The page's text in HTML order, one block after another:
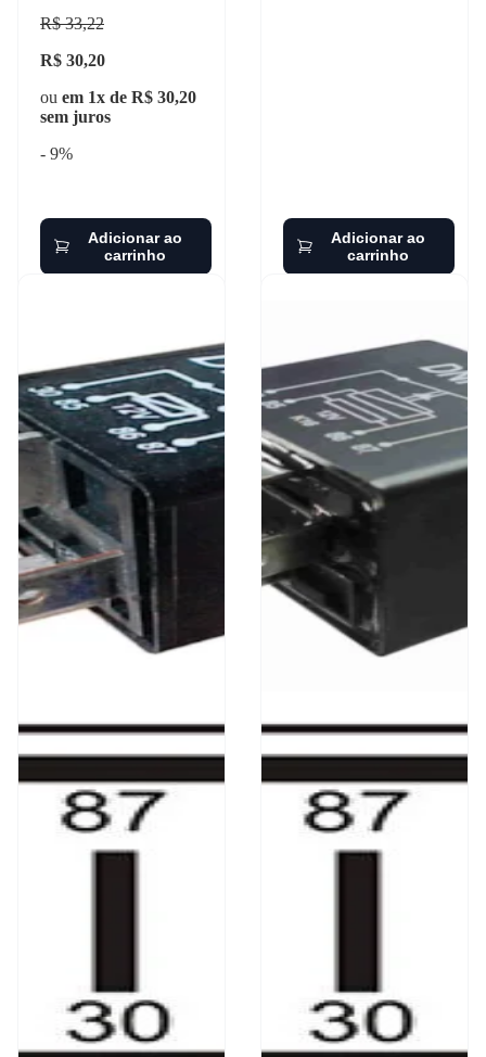
R$ 33,22
R$ 30,20
ou em 1x de R$ 30,20
sem juros
- 9%
Adicionar ao
carrinho
Adicionar ao
carrinho